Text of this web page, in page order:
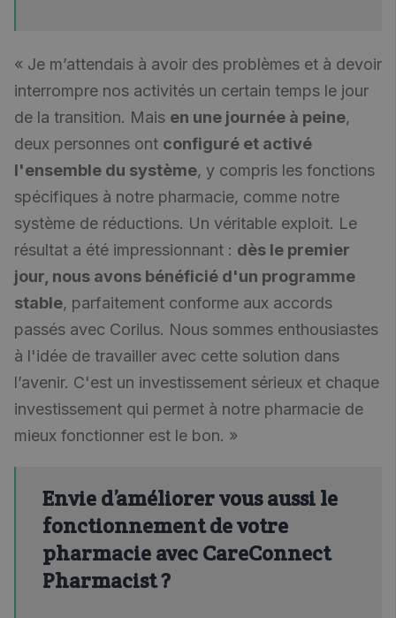
« Je m’attendais à avoir des problèmes et à devoir
interrompre nos activités un certain temps le jour
de la transition. Mais en une journée à peine,
deux personnes ont configuré et activé
l'ensemble du système, y compris les fonctions
spécifiques à notre pharmacie, comme notre
système de réductions. Un véritable exploit. Le
résultat a été impressionnant : dès le premier
jour, nous avons bénéficié d'un programme
stable, parfaitement conforme aux accords
passés avec Corilus. Nous sommes enthousiastes
à l'idée de travailler avec cette solution dans
l’avenir. C'est un investissement sérieux et chaque
investissement qui permet à notre pharmacie de
mieux fonctionner est le bon. »
Envie d’améliorer vous aussi le
fonctionnement de votre
pharmacie avec CareConnect
Pharmacist ?